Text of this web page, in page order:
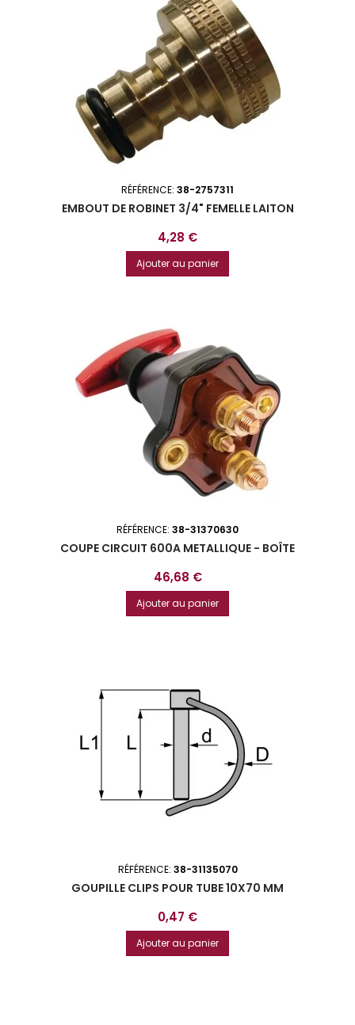
RÉFÉRENCE: 38-2757311
EMBOUT DE ROBINET 3/4" FEMELLE LAITON
Prix
4,28 €
Ajouter au panier
RÉFÉRENCE: 38-31370630
COUPE CIRCUIT 600A METALLIQUE - BOÎTE
Prix
46,68 €
Ajouter au panier
RÉFÉRENCE: 38-31135070
GOUPILLE CLIPS POUR TUBE 10X70 MM
Prix
0,47 €
Ajouter au panier